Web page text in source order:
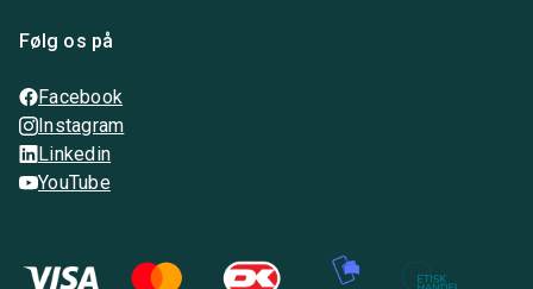
Følg os på
Facebook
Instagram
Linkedin
YouTube